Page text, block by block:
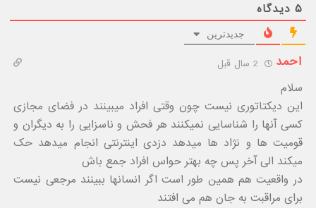
۵ دیدگاه
جدیدترین
احمد
سلام
این دیکتاتوری نیست چون وقتی افراد میبینند در فضای مجازی
کسی آنها را شناسایی نمیکنند هر فحش و ناسزایی را به دیگران و
قومیت ها و نژاد ها میدهد دزدی اینترنتی انجام میدهد حک
میکند الی آخر پس چه بهتر حواس افراد جمع باش
در واقعیت هم همین طور است اگر انسانها ببینند مرجعی نیست
برای مراقبت به جان هم می افتند